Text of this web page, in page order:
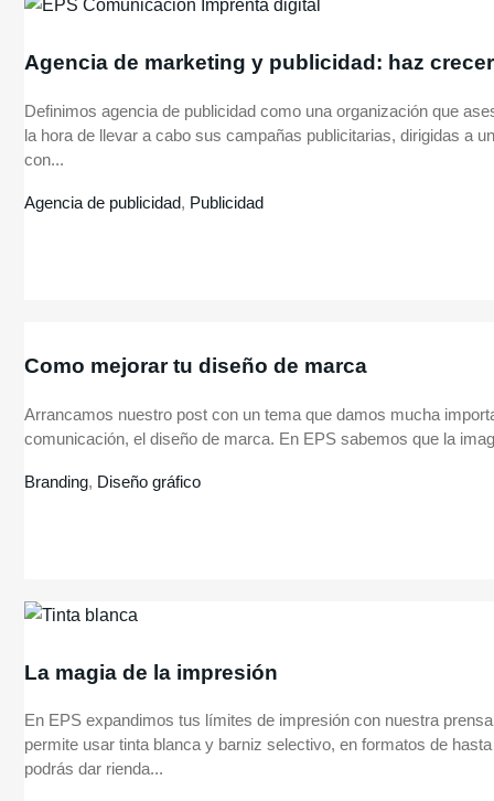
Agencia de marketing y publicidad: haz
Definimos agencia de publicidad como una organización que
la hora de llevar a cabo sus campañas publicitarias, dirigidas a
con...
Agencia de publicidad, Publicidad
Como mejorar tu diseño de marca
Arrancamos nuestro post con un tema que damos mucha
comunicación, el diseño de marca. En EPS sabemos que la
Branding, Diseño gráfico
La magia de la impresión
En EPS expandimos tus límites de impresión con nuestra
permite usar tinta blanca y barniz selectivo, en formatos de
podrás dar rienda...